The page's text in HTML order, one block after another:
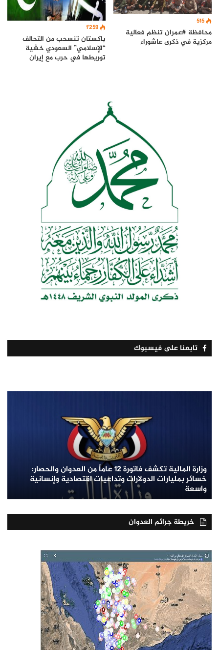
515
محافظة #عمران تنظم فعالية
مركزية في ذكرى عاشوراء
1٬259
باكستان تنسحب من التحالف
“الإسلامي” السعودي خشية
توريطها في حرب مع إيران
تابعنا على فيسبوك
وزارة المالية تكشف فاتورة 12 عاماً من العدوان والحصار:
خسائر بمليارات الدولارات وتداعيات اقتصادية وإنسانية
واسعة
خريطة جرائم العدوان